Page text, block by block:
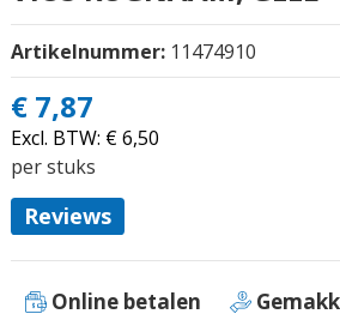
Reviews
Artikelnummer: 11474910
€ 7,87
Excl. BTW: € 6,50
per stuks
Online betalen